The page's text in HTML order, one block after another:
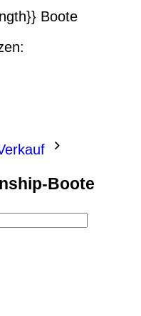
Boote
Boote